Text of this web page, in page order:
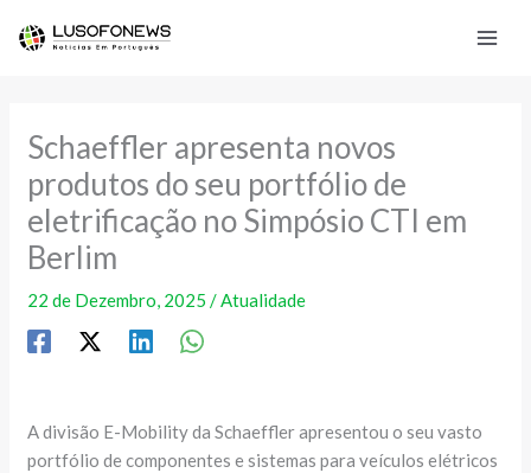
Schaeffler apresenta novos
produtos do seu portfólio de
eletrificação no Simpósio CTI em
Berlim
22 de Dezembro, 2025/Atualidade
A divisão E-Mobility da Schaeffler apresentou o seu vasto
portfólio de componentes e sistemas para veículos elétricos